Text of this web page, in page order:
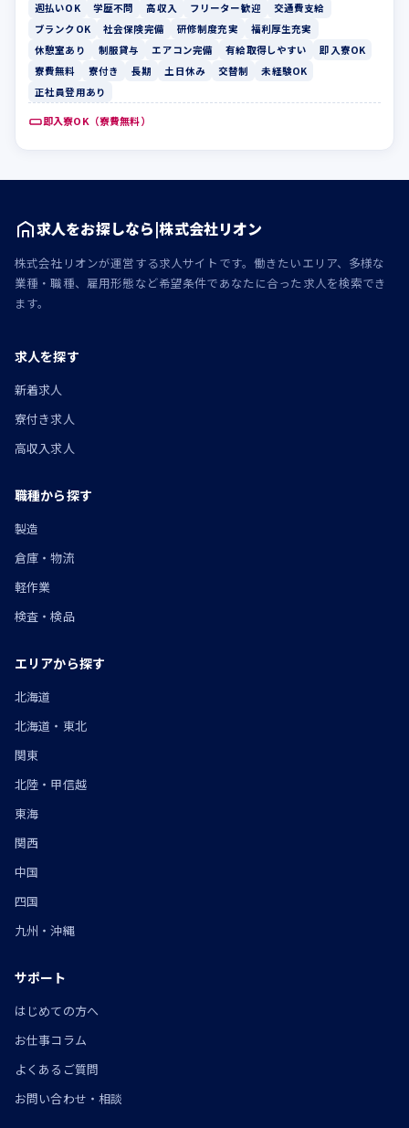
週払いOK 学歴不問 高収入 フリーター歓迎
交通費支給
ブランクOK
社会保険完備 研修制度充実
福利厚生充実
休憩室あり
制服貸与 エアコン完備 有給取得しやすい
即入寮OK
寮費無料
寮付き 長期 土日休み 交替制
未経験OK
正社員登用あり
即入寮OK（寮費無料）
求人をお探しなら|株式会社リオン
株式会社リオンが運営する求人サイトです。働きたいエリア、多様な
業種・職種、雇用形態など希望条件であなたに合った求人を検索でき
ます。
求人を探す
新着求人
寮付き求人
高収入求人
職種から探す
製造
倉庫・物流
軽作業
検査・検品
エリアから探す
北海道
北海道・東北
関東
北陸・甲信越
東海
関西
中国
四国
九州・沖縄
サポート
はじめての方へ
お仕事コラム
よくあるご質問
お問い合わせ・相談